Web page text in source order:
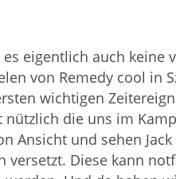
eigentlich auch keine
von Remedy cool in
wichtigen
nützlich die uns im
Ansicht und sehen
versetzt. Diese kann